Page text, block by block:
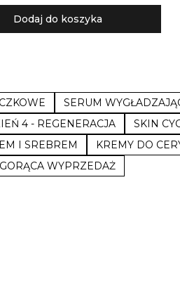
Dodaj do koszyka
SERUM
4 - REGENERACJA
SKIN
I SREBREM
KREMY DO
GORĄCA WYPRZEDAŻ